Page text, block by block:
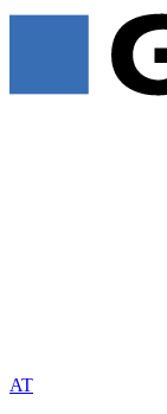
AT